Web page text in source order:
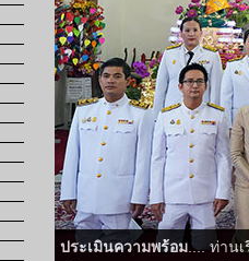
ประเมินความพร้อม.... ท่าน